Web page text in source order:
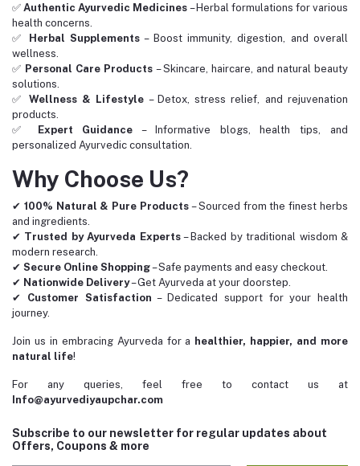
✅Authentic Ayurvedic Medicines – Herbal formulations for various
health concerns.
✅
Herbal Supplements – Boost immunity, digestion, and overall
wellness.
✅ Personal Care Products – Skincare, haircare, and natural beauty
solutions.
✅ Wellness & Lifestyle – Detox, stress relief, and rejuvenation
products.
✅
Expert Guidance – Informative blogs, health tips, and
personalized Ayurvedic consultation.
Why Choose Us?
✔ 100% Natural & Pure Products – Sourced from the finest herbs
and ingredients.
✔ Trusted by Ayurveda Experts– Backed by traditional wisdom &
modern research.
✔ Secure Online Shopping– Safe payments and easy checkout.
✔ Nationwide Delivery– Get Ayurveda at your doorstep.
✔ Customer Satisfaction – Dedicated support for your health
journey.
Join us in embracing Ayurveda for a healthier, happier, and more
natural life!
For any queries, feel free to contact us at
Info@ayurvediyaupchar.com
Subscribe to our newsletter for regular updates about
Offers, Coupons & more